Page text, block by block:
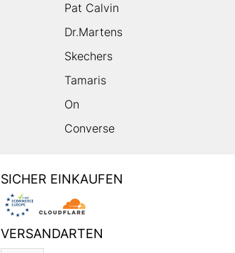
Pat Calvin
Dr.Martens
Skechers
Tamaris
On
Converse
SICHER EINKAUFEN
VERSANDARTEN